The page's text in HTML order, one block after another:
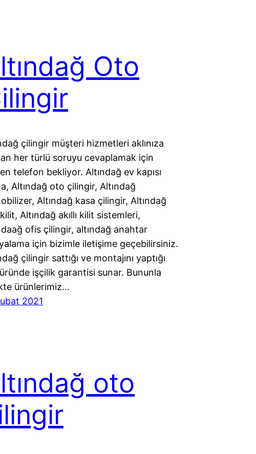
Oto
çilingir müşteri hizmetleri aklınıza
her türlü soruyu cevaplamak için
telefon bekliyor. Altındağ ev kapısı
Altındağ oto çilingir, Altındağ
Altındağ kasa çilingir, Altındağ
Altındağ akıllı kilit sistemleri,
ofis çilingir, altındağ anahtar
için bizimle iletişime geçebilirsiniz.
çilingir sattığı ve montajını yaptığı
işçilik garantisi sunar. Bununla
ürünlerimiz…
2021
oto